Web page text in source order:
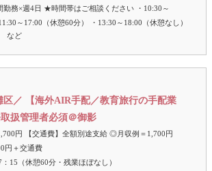
勤務×週4日 ★時間帯はご相談ください ・10:30～
～17:00（休憩60分） ・13:30～18:00（休憩なし）
区／ 【海外AIR手配／教育旅行の手配業
扱管理者必須＠御影
円 【交通費】全額別途支給 ◎月収例＝1,700円
円＋交通費
15（休憩60分・残業ほぼなし）